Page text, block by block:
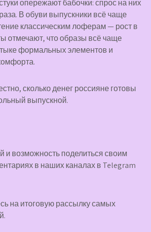
опережают бабочки: спрос на них
В обуви выпускники всё чаще
классическим лоферам — рост в
отмечают, что образы всё чаще
формальных элементов и
сколько денег россияне готовы
выпускной.
и возможность поделиться своим
в наших каналах в Telegram
на итоговую рассылку самых